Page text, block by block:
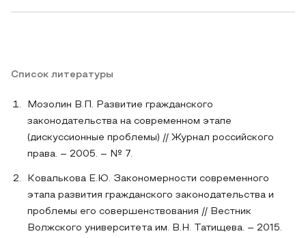
Список литературы
Мозолин В.П. Развитие гражданского
законодательства на современном этапе
(дискуссионные проблемы) // Журнал российского
права. – 2005. – № 7.
Ковалькова Е.Ю. Закономерности современного
этапа развития гражданского законодательства и
проблемы его совершенствования // Вестник
Волжского университета им. В.Н. Татищева. – 2015.